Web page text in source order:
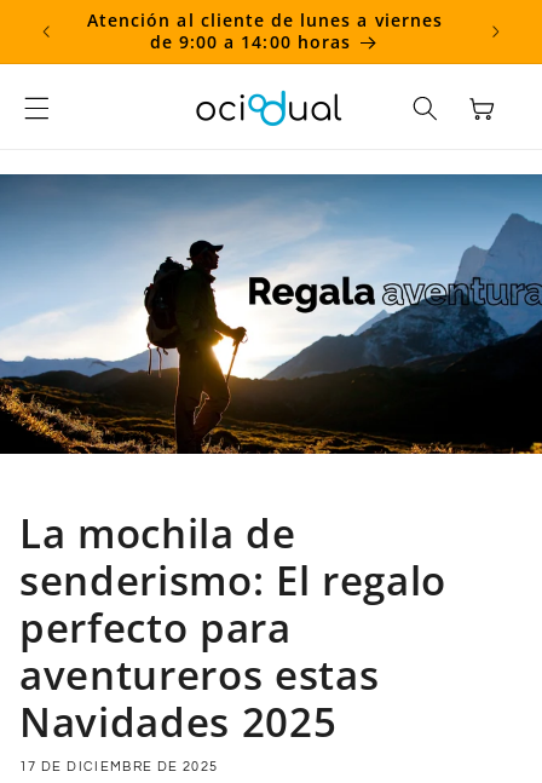
directamenteAtención al cliente de lunes a viernes
de 9:00 a 14:00 horas
Carrito
La mochila de
senderismo: El regalo
perfecto para
aventureros estas
Navidades 2025
17 DE DICIEMBRE DE 2025